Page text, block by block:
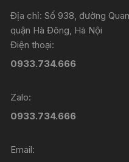
Địa chỉ: Số 938, đường
quận Hà Đông, Hà Nội
Điện thoại:
0933.734.666
Zalo:
0933.734.666
Email: